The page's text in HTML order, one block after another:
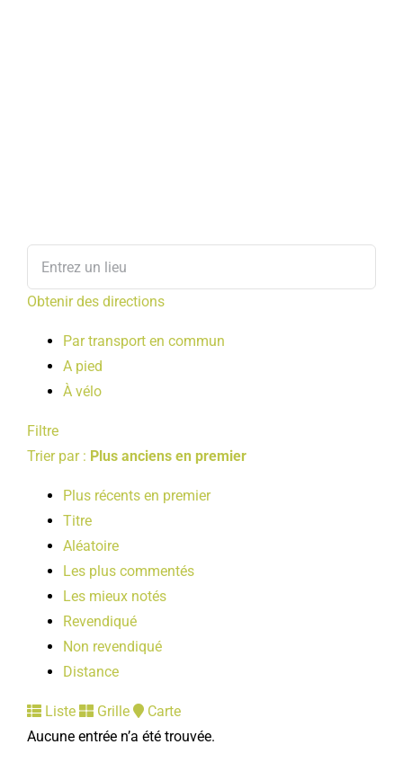
Obtenir des directions
Par transport en commun
A pied
À vélo
Filtre
Trier par : Plus anciens en premier
Plus récents en premier
Titre
Aléatoire
Les plus commentés
Les mieux notés
Revendiqué
Non revendiqué
Distance
Liste Grille
Carte
Aucune entrée n’a été trouvée.